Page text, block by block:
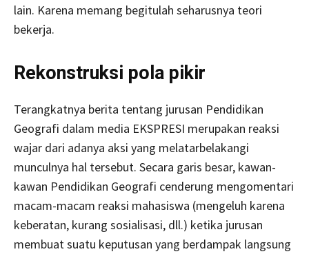
lain. Karena memang begitulah seharusnya teori
bekerja.
Rekonstruksi pola pikir
Terangkatnya berita tentang jurusan Pendidikan
Geografi dalam media EKSPRESI merupakan reaksi
wajar dari adanya aksi yang melatarbelakangi
munculnya hal tersebut. Secara garis besar, kawan-
kawan Pendidikan Geografi cenderung mengomentari
macam-macam reaksi mahasiswa (mengeluh karena
keberatan, kurang sosialisasi, dll.) ketika jurusan
membuat suatu keputusan yang berdampak langsung